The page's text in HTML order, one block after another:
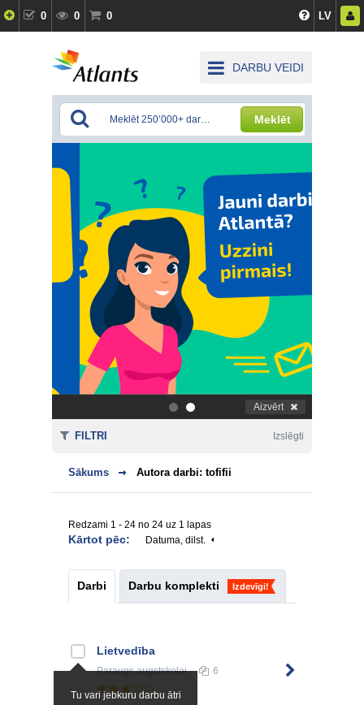
0 0 0 LV
DARBU VEIDI
Meklēt
. Aizvērt
Sākums Autora darbi: tofifii
Redzami 1 - 24 no 24 uz 1 lapas
Kārtot pēc: Datuma, dilst.
Darbi Darbu komplekti Izdevīgi!
Tu vari jebkuru darbu ātri
Lietvedība
Paraugsaugstskolai 6
FILTRI Izslēgti